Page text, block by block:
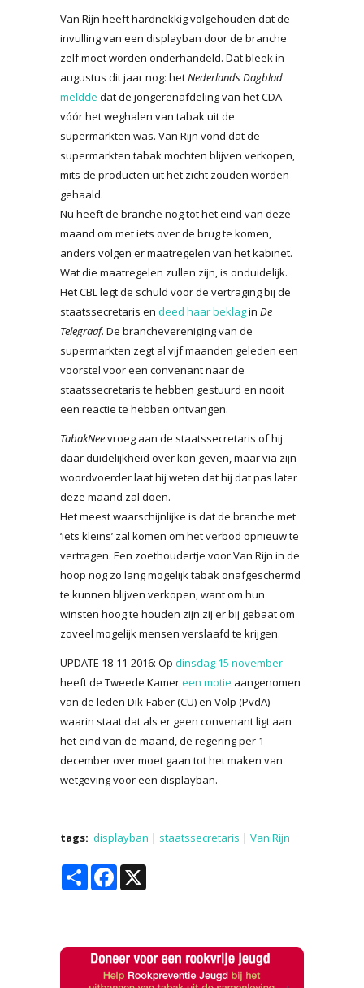
Van Rijn heeft hardnekkig volgehouden dat de
invulling van een displayban door de branche
zelf moet worden onderhandeld. Dat bleek in
augustus dit jaar nog: hetNederlands Dagblad
meldde dat de jongerenafdeling van het CDA
vóór het weghalen van tabak uit de
supermarkten was. Van Rijn vond dat de
supermarkten tabak mochten blijven verkopen,
mits de producten uit het zicht zouden worden
gehaald.
Nu heeft de branche nog tot het eind van deze
maand om met iets over de brug te komen,
anders volgen er maatregelen van het kabinet.
Wat die maatregelen zullen zijn, is onduidelijk.
Het CBL legt de schuld voor de vertraging bij de
staatssecretaris en deed haar beklagin De
Telegraaf. De branchevereniging van de
supermarkten zegt al vijf maanden geleden een
voorstel voor een convenant naar de
staatssecretaris te hebben gestuurd en nooit
een reactie te hebben ontvangen.
TabakNeevroeg aan de staatssecretaris of hij
daar duidelijkheid over kon geven, maar via zijn
woordvoerder laat hij weten dat hij dat pas later
deze maand zal doen.
Het meest waarschijnlijke is dat de branche met
‘iets kleins’ zal komen om het verbod opnieuw te
vertragen. Een zoethoudertje voor Van Rijn in de
hoop nog zo lang mogelijk tabak onafgeschermd
te kunnen blijven verkopen, want om hun
winsten hoog te houden zijn zij er bij gebaat om
zoveel mogelijk mensen verslaafd te krijgen.
UPDATE 18-11-2016: Op dinsdag 15 november
heeft de Tweede Kamereen motie aangenomen
van de leden Dik-Faber (CU) en Volp (PvdA)
waarin staat dat als er geen convenant ligt aan
het eind van de maand, de regering per 1
december over moet gaan tot het maken van
wetgeving voor een displayban.
tags: displayban | staatssecretaris | Van Rijn
Share Facebook